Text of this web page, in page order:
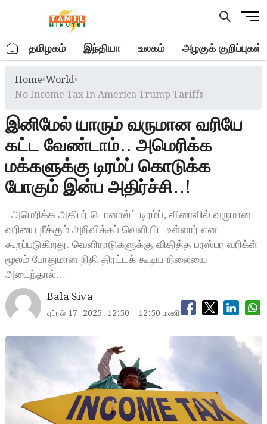
M
u
o
. தமிழகம் இந்தியா உலகம் அழகுக் குறிப்புகள்
Home»World»
No Income Tax In America Trump Tariffs
இனிமேல் யாரும் வருமான வரியே
கட்ட வேண்டாம்.. அமெரிக்க
மக்களுக்கு டிரம்ப் கொடுக்க
போகும் இன்ப அதிர்ச்சி..!
அமெரிக்க அதிபர் டொனால்ட் டிரம்ப், விரைவில் வருமான
வரியை நீக்கும் அறிவிக்கப் வெளியிட உள்ளார் என
கூறப்படுகிறது. வெளிநாடுகளுக்கு விதித்த பரஸ்பர வரிக்ள்
மூலம் போதுமான நிதி திரட்டக் கூடிய நிலையை
அடைந்தால்…
Bala Siva
ஏப்ரல் 17, 2025, 12:50 12:50 மணி